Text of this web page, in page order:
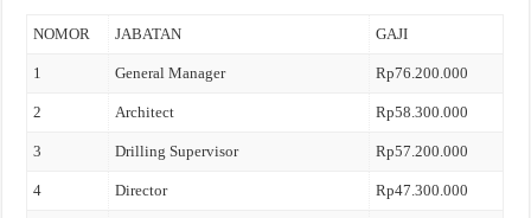
NOMOR JABATAN GAJI
1 General Manager Rp76.200.000
2 Architect Rp58.300.000
3 Drilling Supervisor Rp57.200.000
4 Director Rp47.300.000